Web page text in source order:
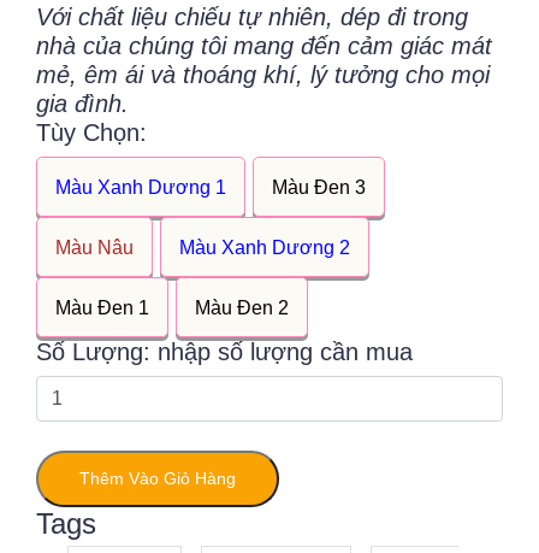
Với chất liệu chiếu tự nhiên, dép đi trong
nhà của chúng tôi mang đến cảm giác mát
mẻ, êm ái và thoáng khí, lý tưởng cho mọi
gia đình.
Tùy Chọn:
Màu Xanh Dương 1 Màu Đen 3
Màu Nâu Màu Xanh Dương 2
Màu Đen 1 Màu Đen 2
Số Lượng: nhập số lượng cần mua
Thêm Vào Giỏ Hàng
Tags